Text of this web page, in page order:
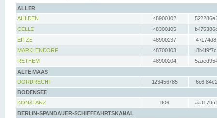
ALLER
AHLDEN
48900102
CELLE
48300105
EITZE
48900237
MARKLENDORF
48700103
RETHEM
48900204
ALTE MAAS
DORDRECHT
123456785
BODENSEE
KONSTANZ
906
BERLIN-SPANDAUER-SCHIFFFAHRTSKANAL